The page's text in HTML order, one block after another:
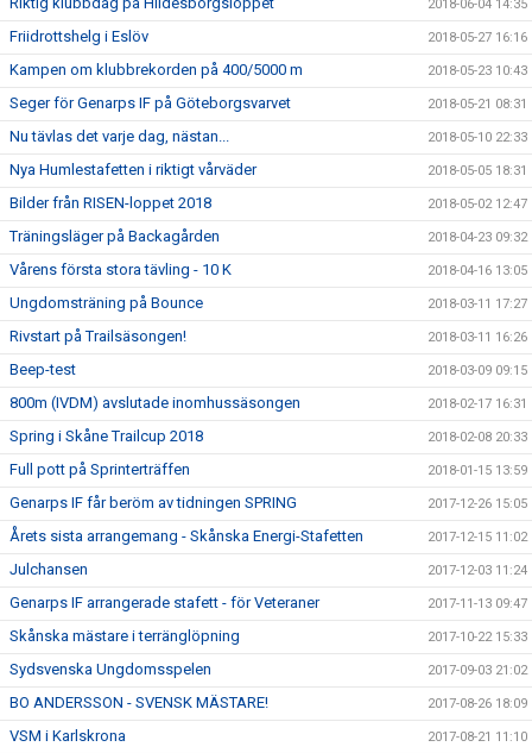
2018-06-04 14:35
Friidrottshelg i Eslöv 2018-05-27 16:16
Kampen om klubbrekorden på 400/5000 m 2018-05-23 10:43
Seger för Genarps IF på Göteborgsvarvet 2018-05-21 08:31
Nu tävlas det varje dag, nästan... 2018-05-10 22:33
Nya Humlestafetten i riktigt vårväder 2018-05-05 18:31
Bilder från RISEN-loppet 2018 2018-05-02 12:47
Träningsläger på Backagården 2018-04-23 09:32
Vårens första stora tävling - 10 K 2018-04-16 13:05
Ungdomsträning på Bounce 2018-03-11 17:27
Rivstart på Trailsäsongen! 2018-03-11 16:26
Beep-test 2018-03-09 09:15
800m (IVDM) avslutade inomhussäsongen 2018-02-17 16:31
Spring i Skåne Trailcup 2018 2018-02-08 20:33
Full pott på Sprinterträffen 2018-01-15 13:59
Genarps IF får beröm av tidningen SPRING 2017-12-26 15:05
Årets sista arrangemang - Skånska Energi-Stafetten 2017-12-15 11:02
Julchansen 2017-12-03 11:24
Genarps IF arrangerade stafett - för Veteraner 2017-11-13 09:47
Skånska mästare i terränglöpning 2017-10-22 15:33
Sydsvenska Ungdomsspelen 2017-09-03 21:02
BO ANDERSSON - SVENSK MÄSTARE! 2017-08-26 18:09
VSM i Karlskrona 2017-08-21 11:10